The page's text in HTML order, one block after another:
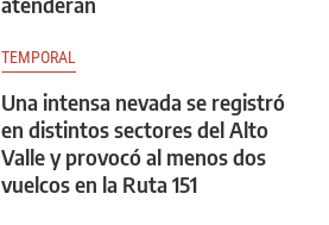
TEMPORAL
Una intensa nevada se registró
en distintos sectores del Alto
Valle y provocó al menos dos
vuelcos en la Ruta 151